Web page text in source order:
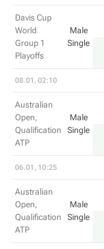
Davis Cup
World
Group 1
Playoffs
Male
Single
08.01, 02:10
Australian
Open,
Qualification
ATP
Male
Single
06.01, 10:25
Australian
Open,
Qualification
ATP
Male
Single